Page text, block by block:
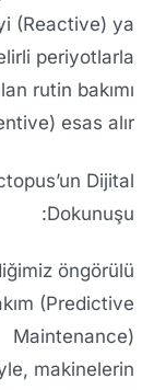
(Reactive) ya
periyotlarla
rutin bakımı
esas alır.
Dijital
Dokunuşu:
öngörülü
(Predictive
Maintenance)
makinelerin